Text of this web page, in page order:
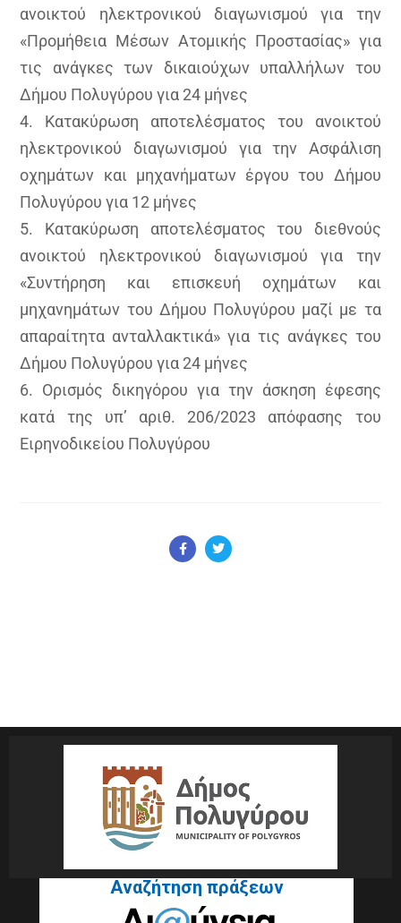
ανοικτού ηλεκτρονικού διαγωνισμού για την
«Προμήθεια Μέσων Ατομικής Προστασίας» για
τις ανάγκες των δικαιούχων υπαλλήλων του
Δήμου Πολυγύρου για 24 μήνες
4. Κατακύρωση αποτελέσματος του ανοικτού
ηλεκτρονικού διαγωνισμού για την Ασφάλιση
οχημάτων και μηχανήματων έργου του Δήμου
Πολυγύρου για 12 μήνες
5. Κατακύρωση αποτελέσματος του διεθνούς
ανοικτού ηλεκτρονικού διαγωνισμού για την
«Συντήρηση και επισκευή οχημάτων και
μηχανημάτων του Δήμου Πολυγύρου μαζί με τα
απαραίτητα ανταλλακτικά» για τις ανάγκες του
Δήμου Πολυγύρου για 24 μήνες
6. Ορισμός δικηγόρου για την άσκηση έφεσης
κατά της υπ’ αριθ. 206/2023 απόφασης του
Ειρηνοδικείου Πολυγύρου
Αναζήτηση πράξεων